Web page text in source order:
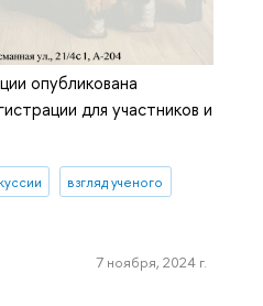
опубликована
для участников и
взгляд ученого
7 ноября, 2024 г.